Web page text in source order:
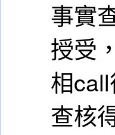
事實
授受
相
查核